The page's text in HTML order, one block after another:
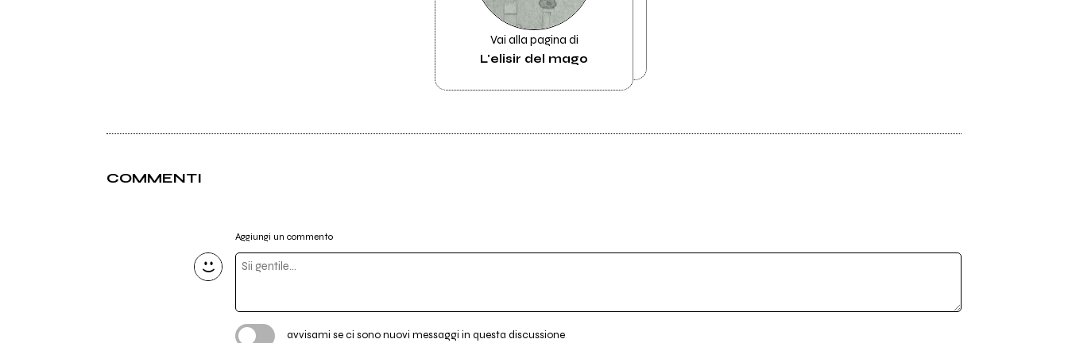
Vai alla pagina di
L'elisir del mago
COMMENTI
Aggiungi un commento
avvisami se ci sono nuovi messaggi in questa discussione